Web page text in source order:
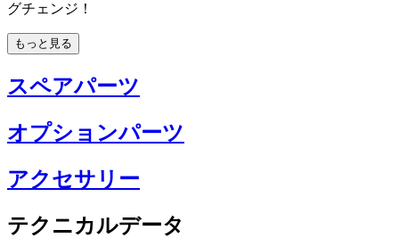
グチェンジ！
もっと見る
スペアパーツ
オプションパーツ
アクセサリー
テクニカルデータ